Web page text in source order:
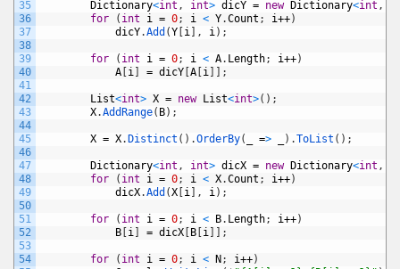
35
36
37
38
39
40
41
42
43
44
45
46
47
48
49
50
51
52
53
54
Dictionary<int , int> dicY = new Dictionary<int ,
for
( int i = 0; i < Y.Count ; i++)
dicY.Add (Y [i ] , i ) ;
for ( int i = 0; i < A. Length; i++)
A [i ] = dicY [A [i ] ] ;
List<int> X = new List<int>( ) ;
X.AddRange( B) ;
X = X.Distinct ( ) .OrderBy( => ) .ToList ( ) ;
Dictionary<int , int> dicX = new Dictionary<int ,
for
( int i = 0; i < X.Count ; i++)
dicX.Add (X [i ] , i ) ;
for ( int i = 0; i < B. Length; i++)
B [i ] = dicX [B [i ] ] ;
for ( int i = 0; i < N; i++)